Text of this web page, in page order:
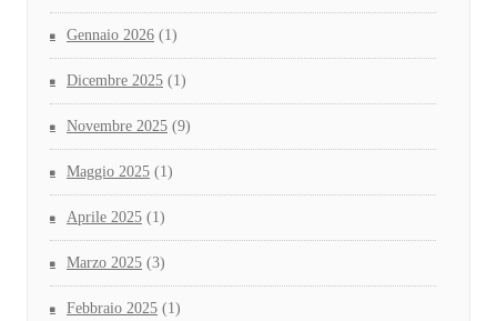
Gennaio 2026 (1)
Dicembre 2025 (1)
Novembre 2025 (9)
Maggio 2025 (1)
Aprile 2025 (1)
Marzo 2025 (3)
Febbraio 2025 (1)